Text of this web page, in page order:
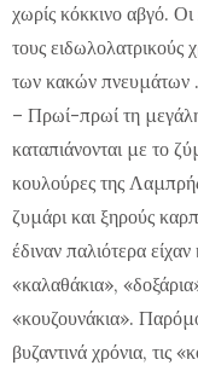
χωρίς κόκκινο αβγό.
τους
των κακών πνευμάτων .
– Πρωί-πρωί τη
καταπιάνονται με το
κουλούρες της
ζυμάρι και ξηρούς
έδιναν παλιότερα
«καλαθάκια»,
«κουζουνάκια».
βυζαντινά χρόνια, τις